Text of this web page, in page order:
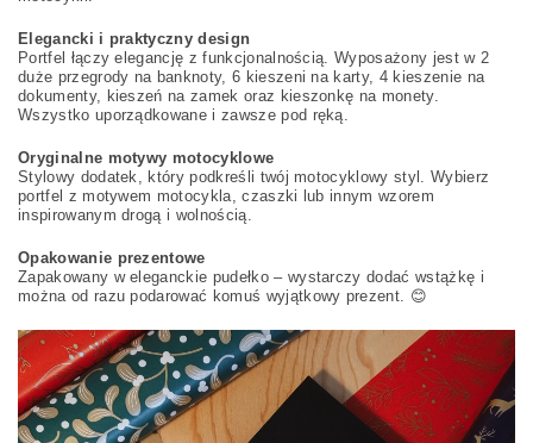
Elegancki i praktyczny design
Portfel łączy elegancję z funkcjonalnością. Wyposażony jest w 2
duże przegrody na banknoty, 6 kieszeni na karty, 4 kieszenie na
dokumenty, kieszeń na zamek oraz kieszonkę na monety.
Wszystko uporządkowane i zawsze pod ręką.
Oryginalne motywy motocyklowe
Stylowy dodatek, który podkreśli twój motocyklowy styl. Wybierz
portfel z motywem motocykla, czaszki lub innym wzorem
inspirowanym drogą i wolnością.
Opakowanie prezentowe
Zapakowany w eleganckie pudełko – wystarczy dodać wstążkę i
można od razu podarować komuś wyjątkowy prezent. 😊